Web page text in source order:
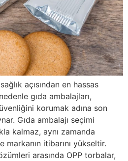
açısından en hassas
gıda ambalajları,
korumak adına son
Gıda ambalajı seçimi
kalmaz, aynı zamanda
itibarını yükseltir.
arasında OPP torbalar,